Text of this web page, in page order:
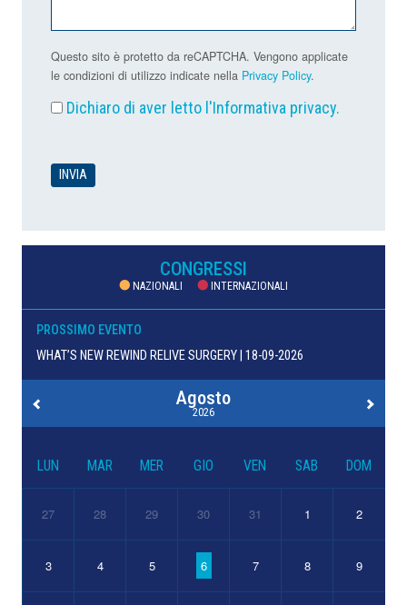
Questo sito è protetto da reCAPTCHA. Vengono applicate
le condizioni di utilizzo indicate nella Privacy Policy.
Dichiaro di aver letto l'Informativa privacy.
CONGRESSI
NAZIONALI INTERNAZIONALI
PROSSIMO EVENTO
WHAT’S NEW REWIND RELIVE SURGERY | 18-09-2026
Agosto
2026
LUN MAR MER GIO VEN SAB DOM
27 28 29 30 31 1 2
3 4 5 6 7 8 9